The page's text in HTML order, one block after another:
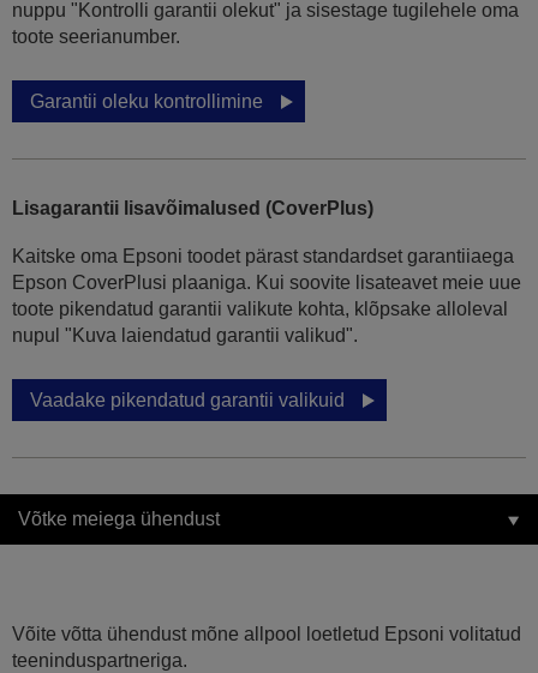
nuppu "Kontrolli garantii olekut" ja sisestage tugilehele oma
toote seerianumber.
Garantii oleku kontrollimine
Lisagarantii lisavõimalused (CoverPlus)
Kaitske oma Epsoni toodet pärast standardset garantiiaega
Epson CoverPlusi plaaniga. Kui soovite lisateavet meie uue
toote pikendatud garantii valikute kohta, klõpsake alloleval
nupul "Kuva laiendatud garantii valikud".
Vaadake pikendatud garantii valikuid
Võtke meiega ühendust
Võite võtta ühendust mõne allpool loetletud Epsoni volitatud
teeninduspartneriga.